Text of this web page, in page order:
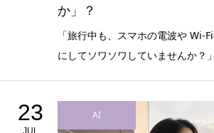
か」？
「旅行中も、スマホの電波や Wi-
にしてソワソワしていませんか？
23
JUL
AI